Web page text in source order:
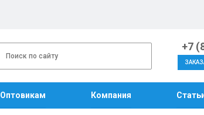
+7
Оптовикам Компания